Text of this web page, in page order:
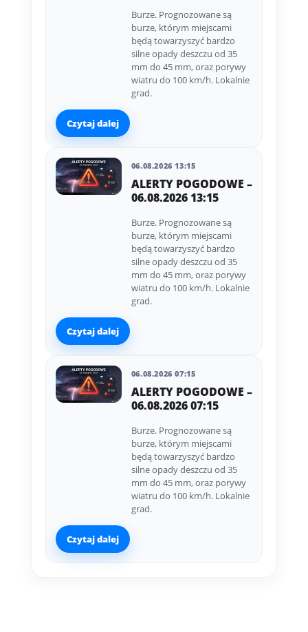
Burze. Prognozowane są
burze, którym miejscami
będą towarzyszyć bardzo
silne opady deszczu od 35
mm do 45 mm, oraz porywy
wiatru do 100 km/h. Lokalnie
grad.
Czytaj dalej
06.08.2026 13:15
ALERTY POGODOWE –
06.08.2026 13:15
Burze. Prognozowane są
burze, którym miejscami
będą towarzyszyć bardzo
silne opady deszczu od 35
mm do 45 mm, oraz porywy
wiatru do 100 km/h. Lokalnie
grad.
Czytaj dalej
06.08.2026 07:15
ALERTY POGODOWE –
06.08.2026 07:15
Burze. Prognozowane są
burze, którym miejscami
będą towarzyszyć bardzo
silne opady deszczu od 35
mm do 45 mm, oraz porywy
wiatru do 100 km/h. Lokalnie
grad.
Czytaj dalej